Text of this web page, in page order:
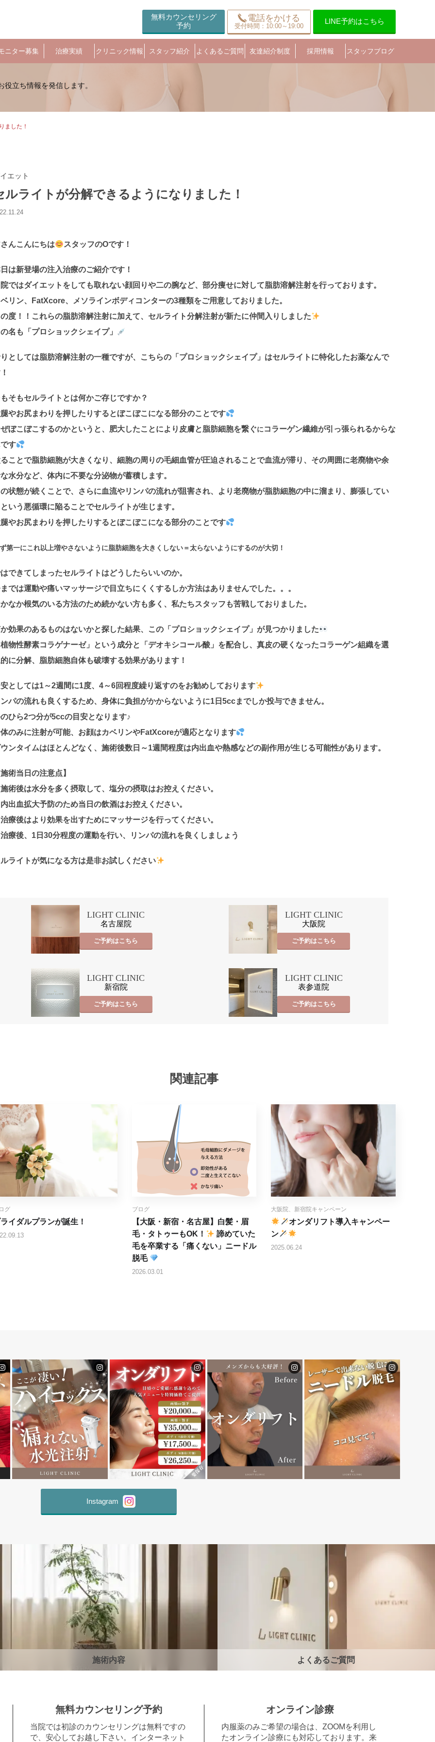
無料カウンセリング
予約
電話をかける
受付時間：10:00～19:00
LINE予約はこちら
ニター募集 治療実績 クリニック情報 スタッフ紹介 よくあるご質問 友達紹介制度 採用情報 スタッフブログ
ました！
エット
ルライトが分解できるようになりました！
んこんにちは スタッフのOです！
は新登場の注入治療のご紹介です！
ではダイエットをしても取れない顔回りや二の腕など、部分痩せに対して脂肪溶解注射を行っております。
リン、FatXcore、メソラインボディコンターの3種類をご用意しておりました。
度！！これらの脂肪溶解注射に加えて、セルライト分解注射が新たに仲間入りしました
名も「プロショックシェイプ」
としては脂肪溶解注射の一種ですが、こちらの「プロショックシェイプ」はセルライトに特化したお薬なんで
そもセルライトとは何かご存じですか？
やお尻まわりを押したりするとぼこぼこになる部分のことです
ぼこぼこするのかというと、肥大したことにより皮膚と脂肪細胞を繋ぐにコラーゲン繊維が引っ張られるからな
す
ことで脂肪細胞が大きくなり、細胞の周りの毛細血管が圧迫されることで血流が滞り、その周囲に老廃物や余
水分など、体内に不要な分泌物が蓄積します。
状態が続くことで、さらに血流やリンパの流れが阻害され、より老廃物が脂肪細胞の中に溜まり、膨張してい
いう悪循環に陥ることでセルライトが生じます。
やお尻まわりを押したりするとぼこぼこになる部分のことです
第一にこれ以上増やさないように脂肪細胞を大きくしない＝太らないようにするのが大切！
できてしまったセルライトはどうしたらいいのか。
では運動や痛いマッサージで目立ちにくくするしか方法はありませんでした。。。
なか根気のいる方法のため続かない方も多く、私たちスタッフも苦戦しておりました。
効果のあるものはないかと探した結果、この「プロショックシェイプ」が見つかりました
物性酵素コラゲナーゼ」という成分と「デオキシコール酸」を配合し、真皮の硬くなったコラーゲン組織を選
に分解、脂肪細胞自体も破壊する効果があります！
としては1～2週間に1度、4～6回程度繰り返すのをお勧めしております
パの流れも良くするため、身体に負担がかからないように1日5ccまでしか投与できません。
ひら2つ分が5ccの目安となります♪
のみに注射が可能、お顔はカベリンやFatXcoreが適応となります
ンタイムはほとんどなく、施術後数日～1週間程度は内出血や熱感などの副作用が生じる可能性があります。
術当日の注意点】
術後は水分を多く摂取して、塩分の摂取はお控えください。
出血拡大予防のため当日の飲酒はお控えください。
療後はより効果を出すためにマッサージを行ってください。
療後、1日30分程度の運動を行い、リンパの流れを良くしましょう
ライトが気になる方は是非お試しください
LIGHT CLINIC
名古屋院
ご予約はこちら
LIGHT CLINIC
大阪院
ご予約はこちら
LIGHT CLINIC
新宿院
ご予約はこちら
LIGHT CLINIC
表参道院
ご予約はこちら
関連記事
グ
イダルプランが誕生！
ブログ
【大阪・新宿・名古屋】白髪・眉
毛・タトゥーもOK！
諦めていた
毛を卒業する「痛くない」ニードル
脱毛
2026.03.01
大阪院、新宿院キャンペーン
オンダリフト導入キャンペー
ン
2025.06.24
Instagram
施術内容 よくあるご質問
無料カウンセリング予約
当院では初診のカウンセリングは無料ですの
で、安心してお越し下さい。インターネット
オンライン診療
内服薬のみご希望の場合は、ZOOMを利用し
たオンライン診療にも対応しております。来